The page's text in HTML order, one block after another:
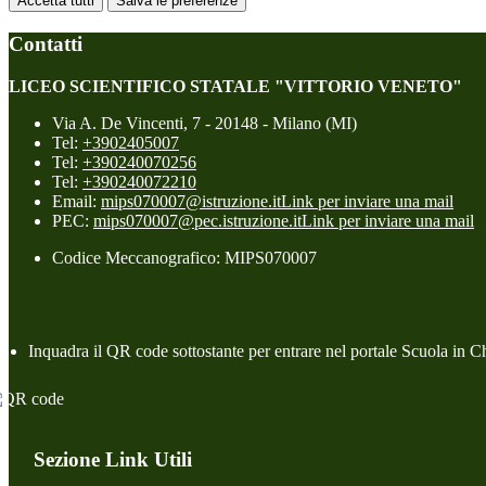
Contatti
LICEO SCIENTIFICO STATALE "VITTORIO VENETO"
Via A. De Vincenti, 7 - 20148 - Milano (MI)
Tel: +3902405007
Tel: +390240070256
Tel: +390240072210
Email: mips070007@istruzione.itLink per inviare una mail
PEC: mips070007@pec.istruzione.itLink per inviare una mail
Codice Meccanografico: MIPS070007
Inquadra il QR code sottostante per entrare nel portale Scuola in
Sezione Link Utili